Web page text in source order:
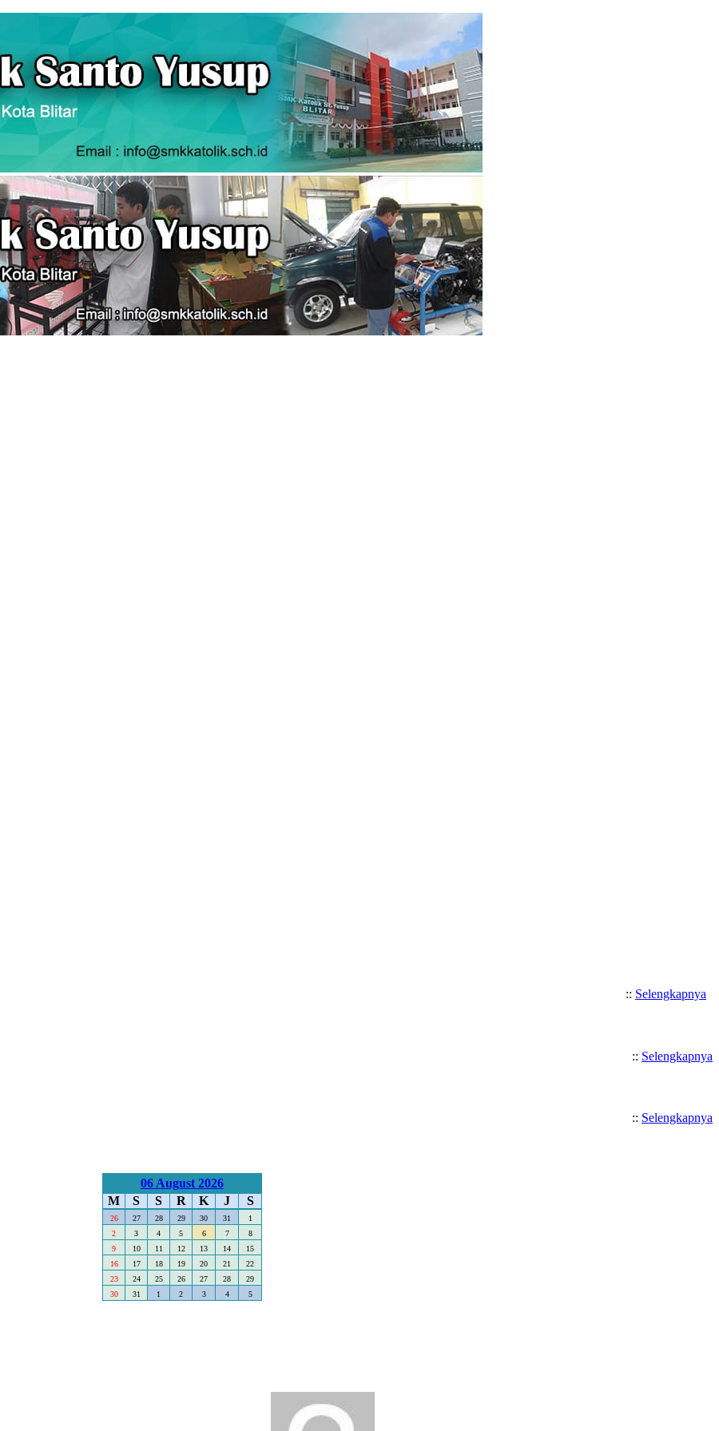
:: Selengkapnya
:: Selengkapnya
:: Selengkapnya
06 August 2026
M
S S R K J S
26 27 28 29 30 31
1
2
3 4 5 6 7
8
9
10 11 12 13 14
15
16
17 18 19 20 21
22
23
24 25 26 27 28
29
30
31 1 2 3 4 5